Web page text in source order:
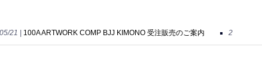
21 |100A ARTWORK COMP BJJ KIMONO 受注販売のご案内 2026/05/14 |
2025/09/01 |HOLY SHIT POP UP SHOP “SO GOOD” に UNO SHITも参戦。